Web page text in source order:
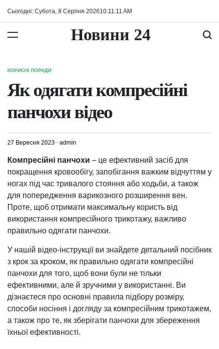
Сьогодні: Субота, 8 Серпня 202610:11 :12 AM
Новини 24
ОПУБЛІКУВАТИ
КОРИСНІ ПОРАДИ
Як одягати компресійні
панчохи відео
27 Вересня 2023 admin
Компресійні панчохи – це ефективний засіб для
покращення кровообігу, запобігання важким відчуттям у
ногах під час тривалого стояння або ходьби, а також
для попередження варикозного розширення вен.
Проте, щоб отримати максимальну користь від
використання компресійного трикотажу, важливо
правильно одягати панчохи.
У нашій відео-інструкції ви знайдете детальний посібник
з крок за кроком, як правильно одягати компресійні
панчохи для того, щоб вони були не тільки
ефективними, але й зручними у використанні. Ви
дізнаєтеся про основні правила підбору розміру,
способи носіння і догляду за компресійним трикотажем,
а також про те, як зберігати панчохи для збереження
їхньої ефективності.